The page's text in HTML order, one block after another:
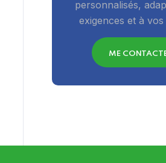
personnalisés,
exigences et à
ME